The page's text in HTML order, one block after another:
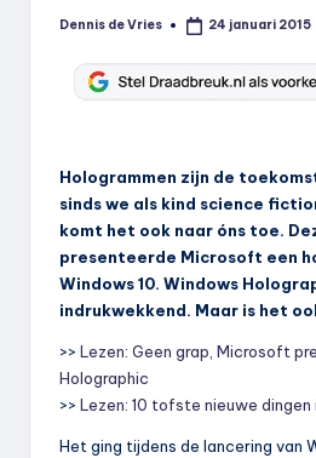
Geplaatst
Dennis de Vries 24 januari 2015
Hologrammen zijn de
sinds we als kind science
komt het ook naar óns toe.
presenteerde Microsoft een
Windows 10. Windows
indrukwekkend. Maar is het
>> Lezen: Geen grap, Microsoft
Holographic
>> Lezen: 10 tofste nieuwe dingen
Het ging tijdens de lancering van